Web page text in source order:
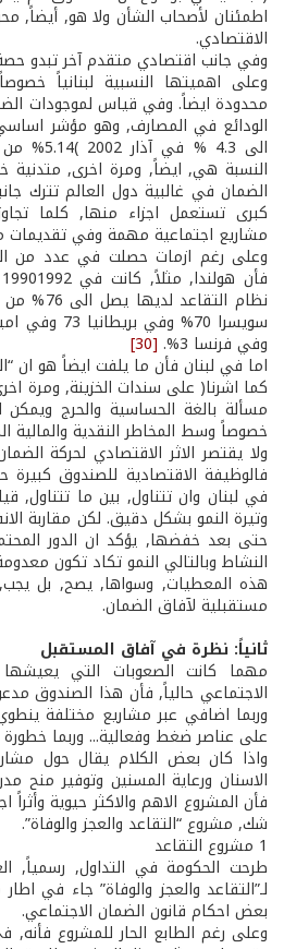
اطمئنان لأصحاب الشأن ولا هو, أيضاً,
الاقتصادي.
وفي جانب اقتصادي متقدم آخر تبدو
وعلى اهميتها النسبية لبنانياً
محدودة ايضاً. وفي قياس لموجودات
الودائع في المصارف, وهو مؤشر
الى 4.3 % في آذار 2002 )5.14% من ودائع المقيمين
النسبة هي, ايضاً, ومرة اخرى, متدنية
الضمان في غالبية دول العالم تترك
كبرى تستعمل اجزاء منها, كلما
مشاريع اجتماعية مهمة وفي تقديمات
وعلى رغم ازمات حصلت في عدد من
نظام
وفي فرنسا 3%. [30]
كما اشرنا( على سندات الخزينة, ومرة
مسألة بالغة الحساسية والحرج
خصوصاً وسط المخاطر النقدية والمالية
ولا يقتصر الاثر الاقتصادي لحركة
فالوظيفة الاقتصادية للصندوق
في لبنان وان تتناول, بين ما
وتيرة النمو بشكل دقيق. لكن مقاربة
حتى بعد خفضها, يؤكد ان الدور
النشاط وبالتالي النمو تكاد تكون
هذه المعطيات, وسواها, يصح, بل
مستقبلية لآفاق الضمان.
ثانياً: نظرة في آفاق المستقبل
مهما كانت الصعوبات التي
الاجتماعي حالياً, فأن هذا الصندوق
وربما اضافي­ عبر مشاريع مختلفة
على عناصر ضغط وفعالية... وربما خطورة
واذا كان بعض الكلام يقال حول
الاسنان ورعاية المسنين وتوفير
فأن المشروع الاهم والاكثر حيوية وأثراً
شك, مشروع “التقاعد والعجز والوفاة”.
1­ مشروع التقاعد
طرحت الحكومة في التداول, رسمياً,
لـ”التقاعد والعجز والوفاة” جاء في
بعض احكام قانون الضمان الاجتماعي.
وعلى رغم الطابع الحار للمشروع